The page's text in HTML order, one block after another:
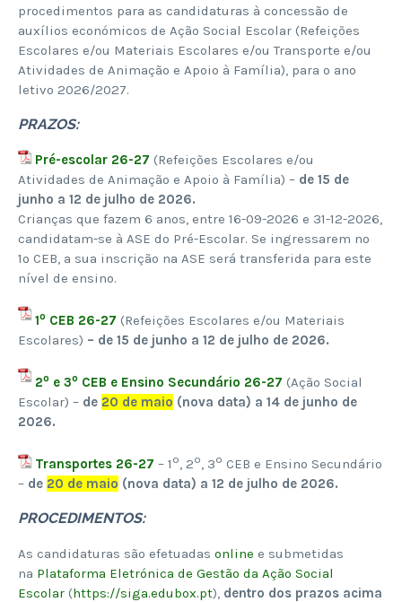
procedimentos para as candidaturas à concessão de
auxílios económicos de Ação Social Escolar (Refeições
Escolares e/ou Materiais Escolares e/ou Transporte e/ou
Atividades de Animação e Apoio à Família), para o ano
letivo 2026/2027.
PRAZOS:
Pré-escolar 26-27 (Refeições Escolares e/ou
Atividades de Animação e Apoio à Família) – de 15 de
junho a 12 de julho de 2026.
Crianças que fazem 6 anos, entre 16-09-2026 e 31-12-2026,
candidatam-se à ASE do Pré-Escolar. Se ingressarem no
1º CEB, a sua inscrição na ASE será transferida para este
nível de ensino.
1º CEB 26-27 (Refeições Escolares e/ou Materiais
Escolares) – de 15 de junho a 12 de julho de 2026.
2º e 3º CEB e Ensino Secundário 26-27 (Ação Social
Escolar) – de 20 de maio (nova data) a 14 de junho de
2026.
Transportes 26-27 – 1 º, 2º, 3º CEB e Ensino Secundário
– de 20 de maio (nova data) a 12 de julho de 2026.
PROCEDIMENTOS:
As candidaturas são efetuadas online e submetidas
na Plataforma Eletrónica de Gestão da Ação Social
Escolar (https://siga.edubox.pt), dentro dos prazos acima